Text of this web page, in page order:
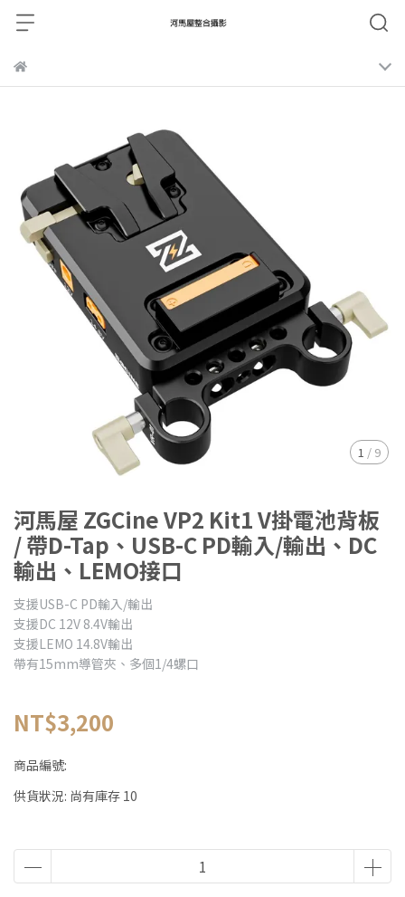
1 / 9
河馬屋 ZGCine VP2 Kit1 V掛電池背板
/ 帶D-Tap、USB-C PD輸入/輸出、DC
輸出、LEMO接口
支援USB-C PD輸入/輸出
支援DC 12V 8.4V輸出
支援LEMO 14.8V輸出
帶有15mm導管夾、多個1/4螺口
NT$3,200
商品編號:
供貨狀況: 尚有庫存 10